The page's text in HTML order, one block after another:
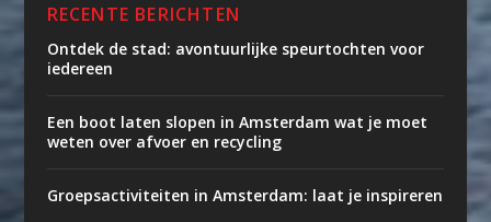
RECENTE BERICHTEN
Ontdek de stad: avontuurlijke speurtochten voor
iedereen
Een boot laten slopen in Amsterdam wat je moet
weten over afvoer en recycling
Groepsactiviteiten in Amsterdam: laat je inspireren